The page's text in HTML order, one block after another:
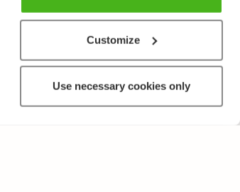
Customize
Use necessary cookies only